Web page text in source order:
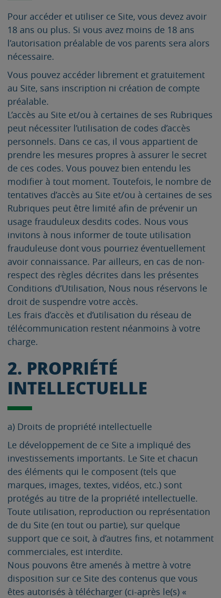
Pour accéder et utiliser ce Site, vous devez avoir
18 ans ou plus. Si vous avez moins de 18 ans
l’autorisation préalable de vos parents sera alors
nécessaire.
Vous pouvez accéder librement et gratuitement
au Site, sans inscription ni création de compte
préalable.
L’accès au Site et/ou à certaines de ses Rubriques
peut nécessiter l’utilisation de codes d’accès
personnels. Dans ce cas, il vous appartient de
prendre les mesures propres à assurer le secret
de ces codes. Vous pouvez bien entendu les
modifier à tout moment. Toutefois, le nombre de
tentatives d’accès au Site et/ou à certaines de ses
Rubriques peut être limité afin de prévenir un
usage frauduleux desdits codes. Nous vous
invitons à nous informer de toute utilisation
frauduleuse dont vous pourriez éventuellement
avoir connaissance. Par ailleurs, en cas de non-
respect des règles décrites dans les présentes
Conditions d’Utilisation, Nous nous réservons le
droit de suspendre votre accès.
Les frais d’accès et d’utilisation du réseau de
télécommunication restent néanmoins à votre
charge.
2. PROPRIÉTÉ
INTELLECTUELLE
a) Droits de propriété intellectuelle
Le développement de ce Site a impliqué des
investissements importants. Le Site et chacun
des éléments qui le composent (tels que
marques, images, textes, vidéos, etc.) sont
protégés au titre de la propriété intellectuelle.
Toute utilisation, reproduction ou représentation
de du Site (en tout ou partie), sur quelque
support que ce soit, à d’autres fins, et notamment
commerciales, est interdite.
Nous pouvons être amenés à mettre à votre
disposition sur ce Site des contenus que vous
êtes autorisés à télécharger (ci-après le(s) «